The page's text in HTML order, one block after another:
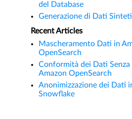
del Database
Generazione di Dati
Recent Articles
Mascheramento Dati in
OpenSearch
Conformità dei Dati Senza
Amazon OpenSearch
Anonimizzazione dei Dati
Snowflake